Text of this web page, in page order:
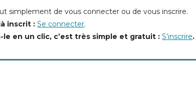
simplement de vous connecter ou de vous inscrire.
inscrit :Se connecter.
le en un clic, c’est très simple et gratuit :S’inscrire.